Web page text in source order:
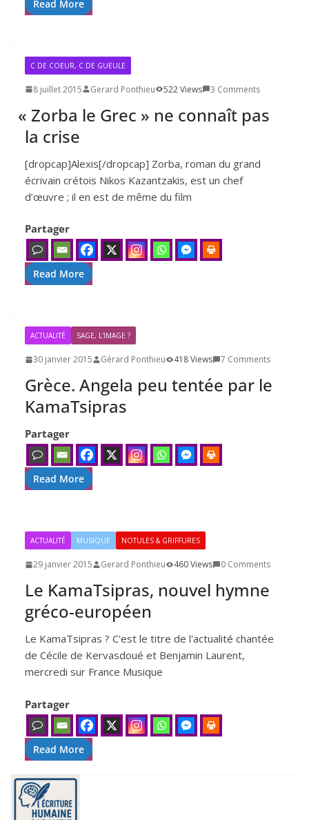
Read More
C DE COEUR, C DE GUEULE
8 juillet 2015 Gerard Ponthieu 522 Views 3 Comments
« Zorba le Grec » ne connaît pas
la crise
[dropcap]Alexis[/dropcap] Zorba, roman du grand
écri­vain cré­tois Nikos Kazantzakis, est un chef
d’œuvre ; il en est de même du film
Partager
Read More
ACTUALITÉ SAGE, L'IMAGE ?
30 janvier 2015 Gérard Ponthieu 418 Views 7 Comments
Grèce. Angela peu tentée par le
KamaTsipras
Partager
Read More
ACTUALITÉ MUSIQUE NOTULES & GRIFFURES
29 janvier 2015 Gerard Ponthieu 460 Views 0 Comments
Le KamaTsipras, nouvel hymne
gréco-européen
Le KamaTsipras ? C'est le titre de l'actualité chantée
de Cécile de Kervasdoué et Benjamin Laurent,
mercredi sur France Musique
Partager
Read More